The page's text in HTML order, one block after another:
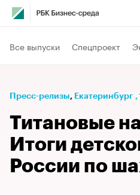
Все выпуски Спецпроект
Пресс-релизы⁠, Екатеринбург ,
Титановые
Итоги
России по